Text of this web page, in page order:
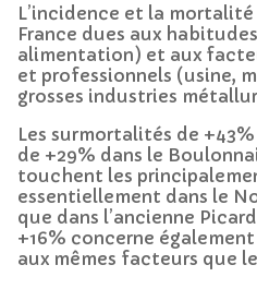
L’incidence et la
France dues aux
alimentation) et aux
et professionnels (usine,
grosses industries
Les surmortalités de
de +29% dans le
touchent les
essentiellement dans le
que dans l’ancienne
+16% concerne
aux mêmes facteurs que